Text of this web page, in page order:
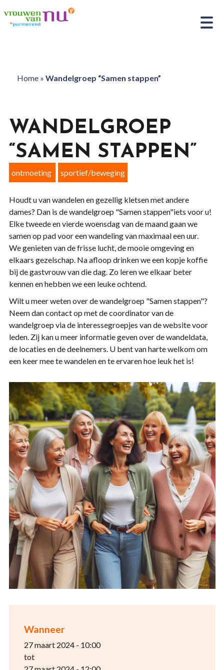
Home» Wandelgroep “Samen stappen”
Wanneer
27 maart 2024 - 10:00
tot
WANDELGROEP
“SAMEN STAPPEN”
ontmoeting sportief/beweging
Houdt u van wandelen en gezellig kletsen met andere
dames? Dan is de wandelgroep "Samen stappen"iets voor u!
Elke tweede en vierde woensdag van de maand gaan we
samen op pad voor een wandeling van maximaal een uur.
We genieten van de frisse lucht, de mooie omgeving en
elkaars gezelschap. Na afloop drinken we een kopje koffie
bij de gastvrouw van die dag. Zo leren we elkaar beter
kennen en hebben we een leuke ochtend.
Wilt u meer weten over de wandelgroep "Samen stappen"?
Neem dan contact op met de coordinator van de
wandelgroep via de interessegroepjes van de website voor
leden. Zij kan u meer informatie geven over de wandeldata,
de locaties en de deelnemers. U bent van harte welkom om
een keer mee te wandelen en te ervaren hoe leuk het is!